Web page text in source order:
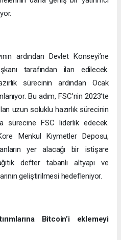
ardından Devlet Konseyi’ne
tarafından ilan edilecek.
sürecinin ardından Ocak
Bu adım, FSC’nin 2023’te
uzun soluklu hazırlık sürecinin
sürecine FSC liderlik edecek.
Menkul Kıymetler Deposu,
yer alacağı bir istişare
defter tabanlı altyapı ve
geliştirilmesi hedefleniyor.
Bitcoin’i eklemeyi